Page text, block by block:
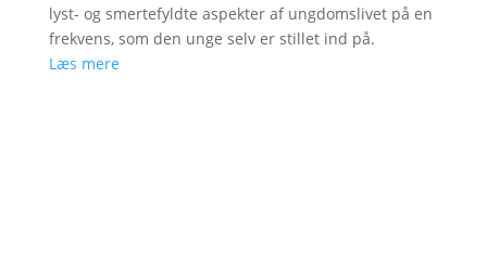
lyst- og smertefyldte aspekter af ungdomslivet på en
frekvens, som den unge selv er stillet ind på.
Læs mere